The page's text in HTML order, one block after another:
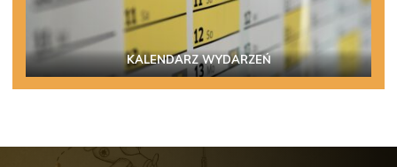
KALENDARZ WYDARZEŃ